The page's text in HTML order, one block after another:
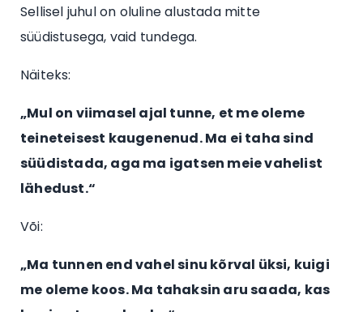
Sellisel juhul on oluline alustada mitte
süüdistusega, vaid tundega.
Näiteks:
„Mul on viimasel ajal tunne, et me oleme
teineteisest kaugenenud. Ma ei taha sind
süüdistada, aga ma igatsen meie vahelist
lähedust.“
Või:
„Ma tunnen end vahel sinu kõrval üksi, kuigi
me oleme koos. Ma tahaksin aru saada, kas